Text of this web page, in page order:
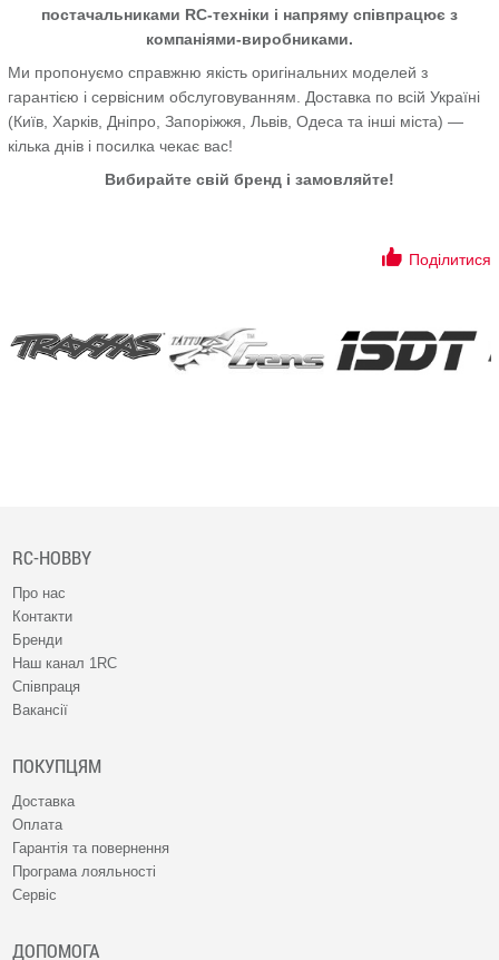
постачальниками RC-техніки і напряму співпрацює з
компаніями-виробниками.
Ми пропонуємо справжню якість оригінальних моделей з
гарантією і сервісним обслуговуванням. Доставка по всій Україні
(Київ, Харків, Дніпро, Запоріжжя, Львів, Одеса та інші міста) —
кілька днів і посилка чекає вас!
Вибирайте свій бренд і замовляйте!
Поділитися
RC-HOBBY
Про нас
Контакти
Бренди
Наш канал 1RC
Співпраця
Вакансії
ПОКУПЦЯМ
Доставка
Оплата
Гарантія та повернення
Програма лояльності
Сервіс
ДОПОМОГА